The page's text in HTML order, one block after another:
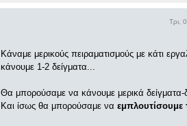
Τρι,
Κάναμε μερικούς πειραματισμούς με κάτι
κάνουμε 1-2 δείγματα...
Θα μπορούσαμε να κάνουμε μερικά δείγματα-
Και ίσως θα μπορούσαμε να εμπλουτίσουμε